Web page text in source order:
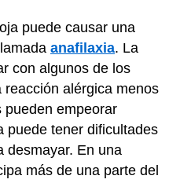
puede causar una
anafilaxia. La
con algunos de los
alérgica menos
pueden empeorar
puede tener dificultades
desmayar. En una
más de una parte del